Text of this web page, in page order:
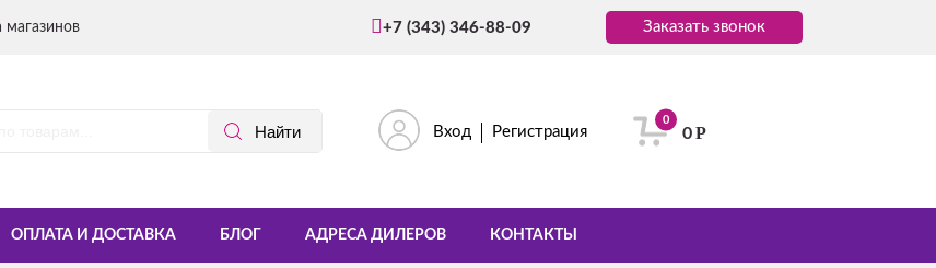
магазинов +7 (343) 346-88-09 Заказать звонок
Вход Регистрация
0
0Р
ОПЛАТА И ДОСТАВКА БЛОГ АДРЕСА ДИЛЕРОВ КОНТАКТЫ